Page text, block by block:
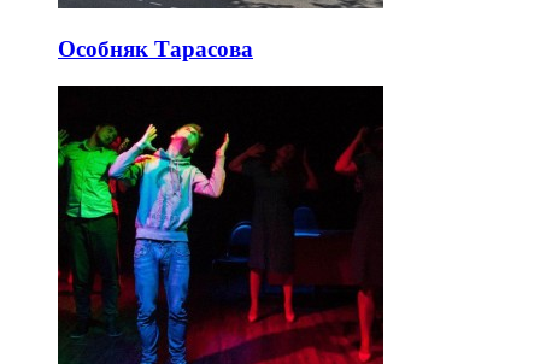
Особняк Тарасова